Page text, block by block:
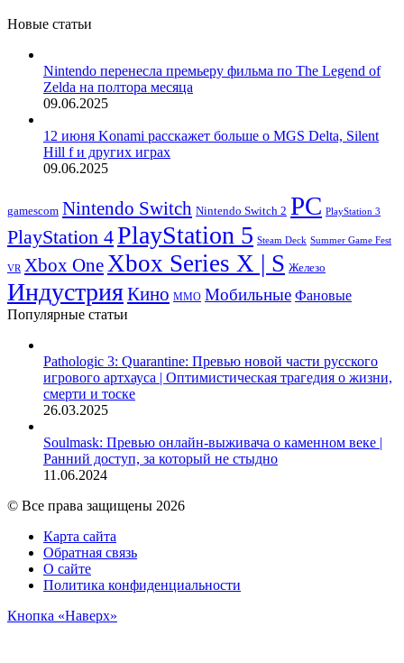
Новые статьи
Nintendo перенесла премьеру фильма по The Legend of
Zelda на полтора месяца
09.06.2025
12 июня Konami расскажет больше о MGS Delta, Silent
Hill f и других играх
09.06.2025
gamescom Nintendo Switch Nintendo Switch 2 PC PlayStation 3
PlayStation 4PlayStation 5 Steam Deck Summer Game Fest
VR Xbox OneXbox Series X | S Железо
ИндустрияКино ММО Мобильные Фановые
Популярные статьи
Pathologic 3: Quarantine: Превью новой части русского
игрового артхауса | Оптимистическая трагедия о жизни,
смерти и тоске
26.03.2025
Soulmask: Превью онлайн-выживача о каменном веке |
Ранний доступ, за который не стыдно
11.06.2024
© Все права защищены 2026
Карта сайта
Обратная связь
О сайте
Политика конфиденциальности
Кнопка «Наверх»